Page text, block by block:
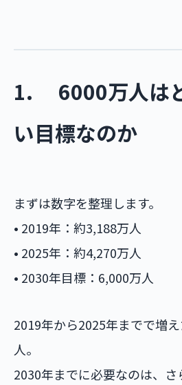
1. 6000万人は
い目標なのか
まずは数字を整理します。
• 2019年：約3,188万人
• 2025年：約4,270万人
• 2030年目標：6,000万人
2019年から2025年までで増
人。
2030年までに必要なのは、